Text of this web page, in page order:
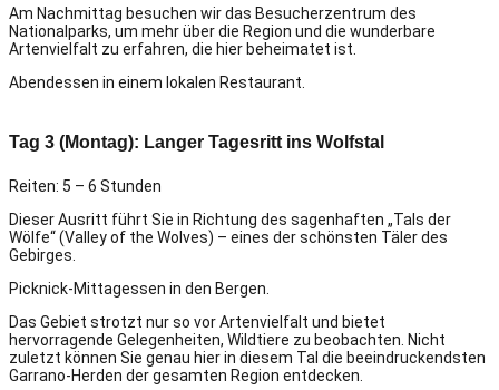
Am Nachmittag besuchen wir das Besucherzentrum des
Nationalparks, um mehr über die Region und die wunderbare
Artenvielfalt zu erfahren, die hier beheimatet ist.
Abendessen in einem lokalen Restaurant.
Tag 3 (Montag): Langer Tagesritt ins Wolfstal
Reiten: 5 – 6 Stunden
Dieser Ausritt führt Sie in Richtung des sagenhaften „Tals der
Wölfe“ (Valley of the Wolves) – eines der schönsten Täler des
Gebirges.
Picknick-Mittagessen in den Bergen.
Das Gebiet strotzt nur so vor Artenvielfalt und bietet
hervorragende Gelegenheiten, Wildtiere zu beobachten. Nicht
zuletzt können Sie genau hier in diesem Tal die beeindruckendsten
Garrano-Herden der gesamten Region entdecken.